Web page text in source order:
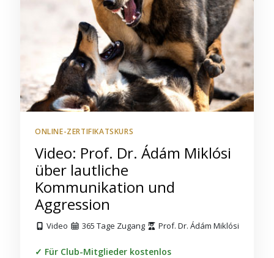
ONLINE-ZERTIFIKATSKURS
Video: Prof. Dr. Ádám Miklósi
über lautliche
Kommunikation und
Aggression
Video 365 Tage Zugang Prof. Dr. Ádám Miklósi
Für Club-Mitglieder kostenlos